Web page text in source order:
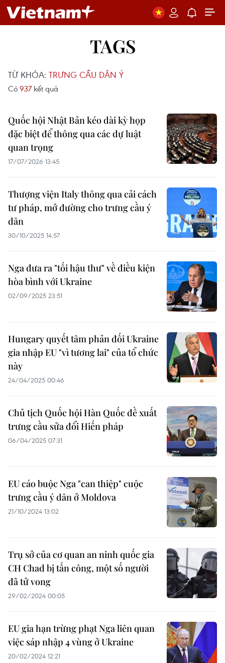
TAGS
TỪ KHÓA: TRƯNG CẦU DÂN Ý
Có 937 kết quả
Quốc hội Nhật Bản kéo dài kỳ họp
đặc biệt để thông qua các dự luật
quan trọng
17/07/2026 13:45
Thượng viện Italy thông qua cải cách
tư pháp, mở đường cho trưng cầu ý
dân
30/10/2025 14:57
Nga đưa ra "tối hậu thư" về điều kiện
hòa bình với Ukraine
02/09/2025 23:51
Hungary quyết tâm phản đối Ukraine
gia nhập EU "vì tương lai" của tổ chức
này
24/04/2025 00:46
Chủ tịch Quốc hội Hàn Quốc đề xuất
trưng cầu sửa đổi Hiến pháp
06/04/2025 07:31
EU cáo buộc Nga "can thiệp" cuộc
trưng cầu ý dân ở Moldova
21/10/2024 13:02
Trụ sở của cơ quan an ninh quốc gia
CH Chad bị tấn công, một số người
đã tử vong
29/02/2024 00:05
EU gia hạn trừng phạt Nga liên quan
việc sáp nhập 4 vùng ở Ukraine
20/02/2024 12:21